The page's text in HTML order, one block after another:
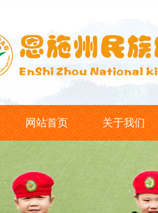
网站首页 关于我们